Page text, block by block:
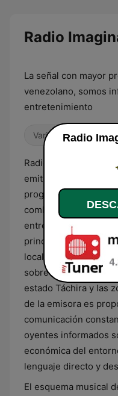
Radio
La señal con mayor
venezolano, somos
entretenimiento
Variado Noticias
Radio Imaginación
emite desde el
programación en un
combina la cobertura
entretenimiento. Su
principalmente a la
local y regional,
sobre los sucesos
estado Táchira y las
de la emisora es
comunicación
oyentes informados
económica del
lenguaje directo y
El esquema musical